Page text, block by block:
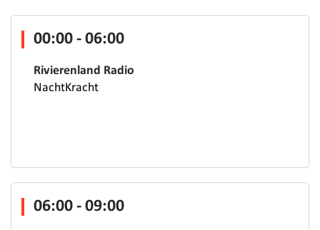
00:00 - 06:00
Rivierenland Radio
NachtKracht
06:00 - 09:00